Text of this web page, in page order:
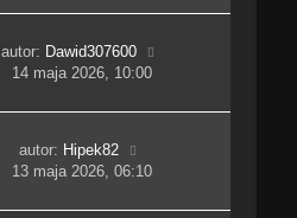
autor: Dawid307600
14 maja 2026, 10:00
autor: Hipek82
13 maja 2026, 06:10